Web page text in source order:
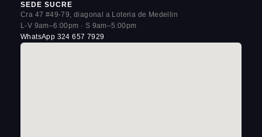
SEDE SUCRE
Cra 47 #49-79, diagonal a Loteria de Medellin
L-V 9am–6:00pm · S 9am–5:00pm
WhatsApp 324 657 7929